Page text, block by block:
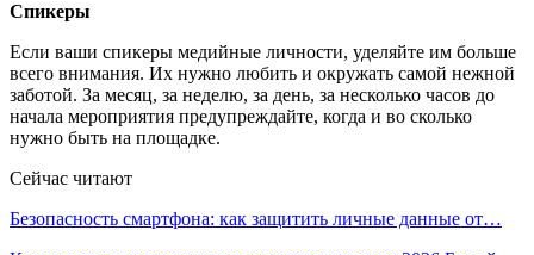
Спикеры
Если ваши спикеры медийные личности, уделяйте им больше
всего внимания. Их нужно любить и окружать самой нежной
заботой. За месяц, за неделю, за день, за несколько часов до
начала мероприятия предупреждайте, когда и во сколько
нужно быть на площадке.
Сейчас читают
Безопасность смартфона: как защитить личные данные от…